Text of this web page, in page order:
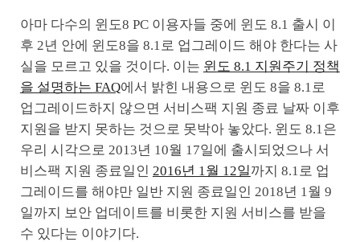
아마 다수의 윈도8 PC 이용자들 중에 윈도 8.1 출시 이
후 2년 안에 윈도8을 8.1로 업그레이드 해야 한다는 사
실을 모르고 있을 것이다. 이는 윈도 8.1 지원주기 정책
을 설명하는 FAQ에서 밝힌 내용으로 윈도 8을 8.1로
업그레이드하지 않으면 서비스팩 지원 종료 날짜 이후
지원을 받지 못하는 것으로 못박아 놓았다. 윈도 8.1은
우리 시각으로 2013년 10월 17일에 출시되었으나 서
비스팩 지원 종료일인 2016년 1월 12일까지 8.1로 업
그레이드를 해야만 일반 지원 종료일인 2018년 1월 9
일까지 보안 업데이트를 비롯한 지원 서비스를 받을
수 있다는 이야기다.